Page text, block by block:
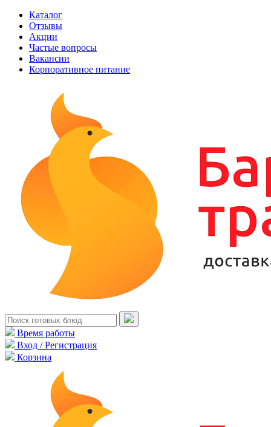
Каталог
Отзывы
Акции
Частые вопросы
Вакансии
Корпоративное питание
Время работы
Вход / Регистрация
Корзина